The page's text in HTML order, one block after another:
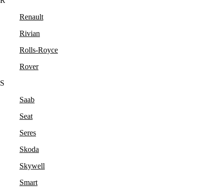
Renault
Rivian
Rolls-Royce
Rover
S
Saab
Seat
Seres
Skoda
Skywell
Smart